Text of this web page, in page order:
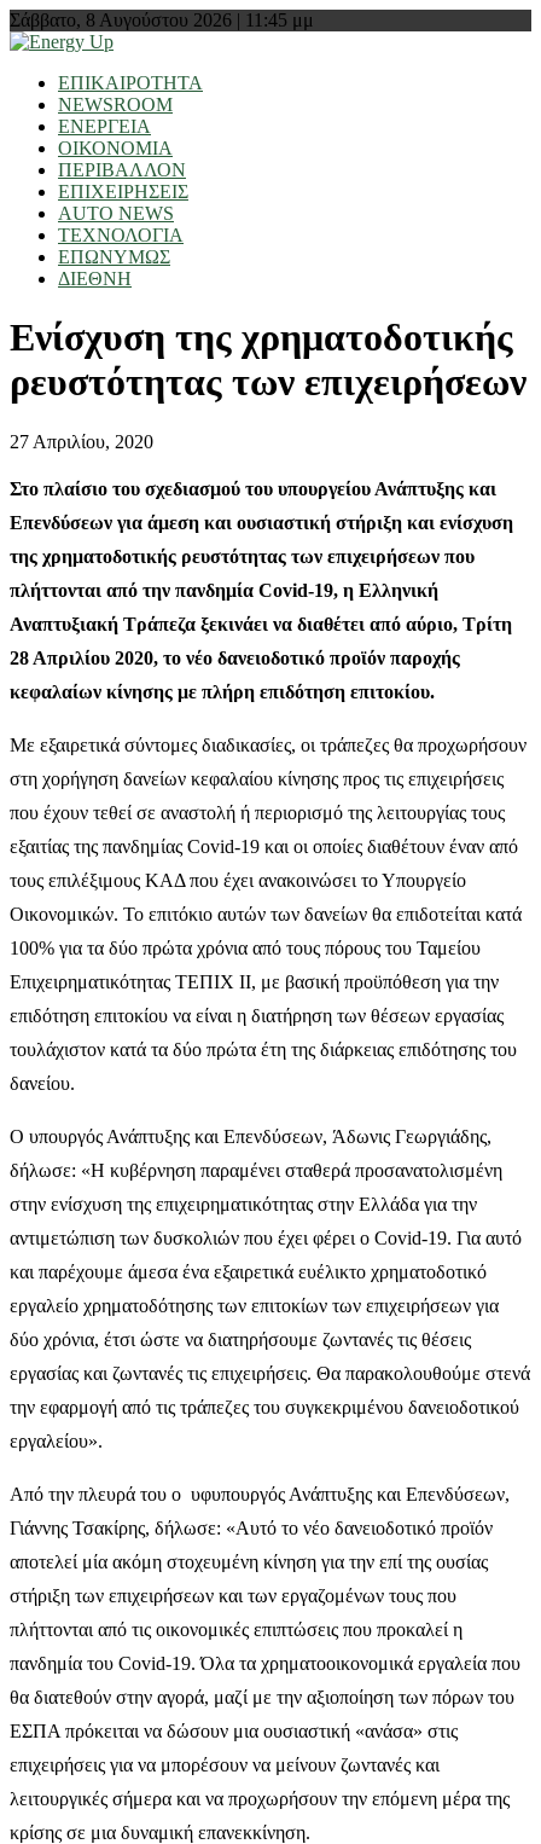
Σάββατο, 8 Αυγούστου 2026 | 11:45 μμ
ΕΠΙΚΑΙΡΟΤΗΤΑ
NEWSROOM
ΕΝΕΡΓΕΙΑ
ΟΙΚΟΝΟΜΙΑ
ΠΕΡΙΒΑΛΛΟΝ
ΕΠΙΧΕΙΡΗΣΕΙΣ
AUTO NEWS
ΤΕΧΝΟΛΟΓΙΑ
ΕΠΩΝΥΜΩΣ
ΔΙΕΘΝΗ
Ενίσχυση της χρηματοδοτικής
ρευστότητας των επιχειρήσεων
27 Απριλίου, 2020
Στο πλαίσιο του σχεδιασμού του υπουργείου Ανάπτυξης και
Επενδύσεων για άμεση και ουσιαστική στήριξη και ενίσχυση
της χρηματοδοτικής ρευστότητας των επιχειρήσεων που
πλήττονται από την πανδημία Covid-19, η Ελληνική
Αναπτυξιακή Τράπεζα ξεκινάει να διαθέτει από αύριο, Τρίτη
28 Απριλίου 2020, το νέο δανειοδοτικό προϊόν παροχής
κεφαλαίων κίνησης με πλήρη επιδότηση επιτοκίου.
Με εξαιρετικά σύντομες διαδικασίες, οι τράπεζες θα προχωρήσουν
στη χορήγηση δανείων κεφαλαίου κίνησης προς τις επιχειρήσεις
που έχουν τεθεί σε αναστολή ή περιορισμό της λειτουργίας τους
εξαιτίας της πανδημίας Covid-19 και οι οποίες διαθέτουν έναν από
τους επιλέξιμους ΚΑΔ που έχει ανακοινώσει το Υπουργείο
Οικονομικών. Το επιτόκιο αυτών των δανείων θα επιδοτείται κατά
100% για τα δύο πρώτα χρόνια από τους πόρους του Ταμείου
Επιχειρηματικότητας ΤΕΠΙΧ ΙΙ, με βασική προϋπόθεση για την
επιδότηση επιτοκίου να είναι η διατήρηση των θέσεων εργασίας
τουλάχιστον κατά τα δύο πρώτα έτη της διάρκειας επιδότησης του
δανείου.
Ο υπουργός Ανάπτυξης και Επενδύσεων, Άδωνις Γεωργιάδης,
δήλωσε: «Η κυβέρνηση παραμένει σταθερά προσανατολισμένη
στην ενίσχυση της επιχειρηματικότητας στην Ελλάδα για την
αντιμετώπιση των δυσκολιών που έχει φέρει ο Covid-19. Για αυτό
και παρέχουμε άμεσα ένα εξαιρετικά ευέλικτο χρηματοδοτικό
εργαλείο χρηματοδότησης των επιτοκίων των επιχειρήσεων για
δύο χρόνια, έτσι ώστε να διατηρήσουμε ζωντανές τις θέσεις
εργασίας και ζωντανές τις επιχειρήσεις. Θα παρακολουθούμε στενά
την εφαρμογή από τις τράπεζες του συγκεκριμένου δανειοδοτικού
εργαλείου».
Από την πλευρά του ο υφυπουργός Ανάπτυξης και Επενδύσεων,
Γιάννης Τσακίρης, δήλωσε: «Αυτό το νέο δανειοδοτικό προϊόν
αποτελεί μία ακόμη στοχευμένη κίνηση για την επί της ουσίας
στήριξη των επιχειρήσεων και των εργαζομένων τους που
πλήττονται από τις οικονομικές επιπτώσεις που προκαλεί η
πανδημία του Covid-19. Όλα τα χρηματοοικονομικά εργαλεία που
θα διατεθούν στην αγορά, μαζί με την αξιοποίηση των πόρων του
ΕΣΠΑ πρόκειται να δώσουν μια ουσιαστική «ανάσα» στις
επιχειρήσεις για να μπορέσουν να μείνουν ζωντανές και
λειτουργικές σήμερα και να προχωρήσουν την επόμενη μέρα της
κρίσης σε μια δυναμική επανεκκίνηση.